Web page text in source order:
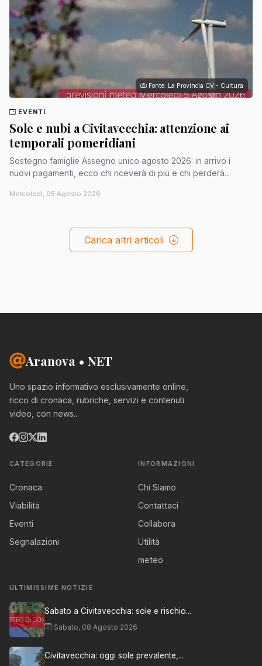
Fonte: La Provincia CV - Cultura
EVENTI
Sole e nubi a Civitavecchia: attenzione ai
temporali pomeridiani
Sostegno famiglie Assegno unico agosto 2026: in arrivo i
nuovi pagamenti, ecco chi riceverà di più e chi perderà...
Mercoledì, 05 Agosto 2026
Carica altri articoli
Aranova • NET
Uno spazio informativo esclusivamente online,
ricco di cronaca, rubriche, servizi e contenuti
video, con news..
CATEGORIE
Cronaca
Viabilità
Eventi
Segnalazioni
INFORMAZIONI
Chi Siamo
Contattaci
Collabora
Utilità
meteo
ULTIMISSIME NOTIZIE
Sabato a Civitavecchia: sole e rischio...
Sabato, 08 Agosto 2026
Civitavecchia: oggi sole prevalente,...